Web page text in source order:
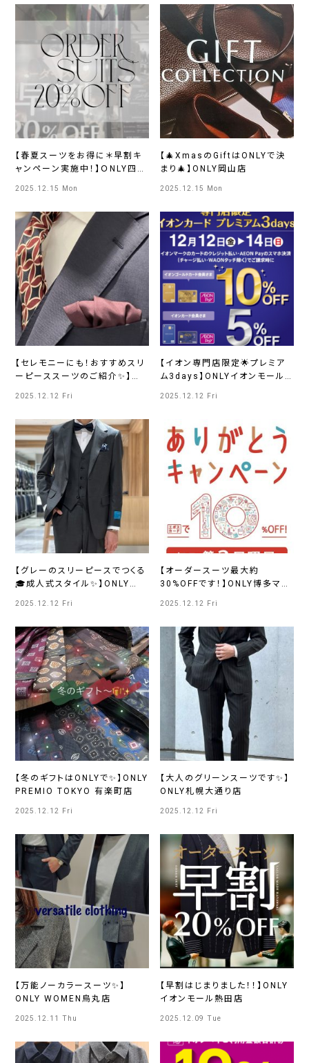
【春夏スーツをお得に＊早割キ
ャンペーン実施中！】ＯNLY四条
2025.12.15 Mon
【🎄XmasのGiftはONLYで決
まり🎄】ONLY岡山店
2025.12.15 Mon
【セレモニーにも！おすすめスリ
ーピーススーツのご紹介✨】
2025.12.12 Fri
【イオン専門店限定🌟プレミア
ム3days】ONLYイオンモール
2025.12.12 Fri
【グレーのスリーピースでつくる
🎓成人式スタイル✨】ONLY
2025.12.12 Fri
【オーダースーツ最大約
30%OFFです！】ONLY博多マル
2025.12.12 Fri
【冬のギフトはONLYで✨】ONLY
PREMIO TOKYO 有楽町店
2025.12.12 Fri
【大人のグリーンスーツです✨】
ONLY札幌大通り店
2025.12.12 Fri
【万能ノーカラースーツ✨】
ONLY WOMEN烏丸店
2025.12.11 Thu
【早割はじまりました！！】ONLY
イオンモール熱田店
2025.12.09 Tue